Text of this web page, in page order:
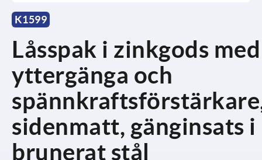
K1599
Låsspak i zinkgods med
yttergänga och
sidenmatt, gänginsats i
brunerat stål